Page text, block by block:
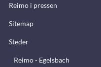
Reimo i pressen
Sitemap
Steder
Reimo - Egelsbach